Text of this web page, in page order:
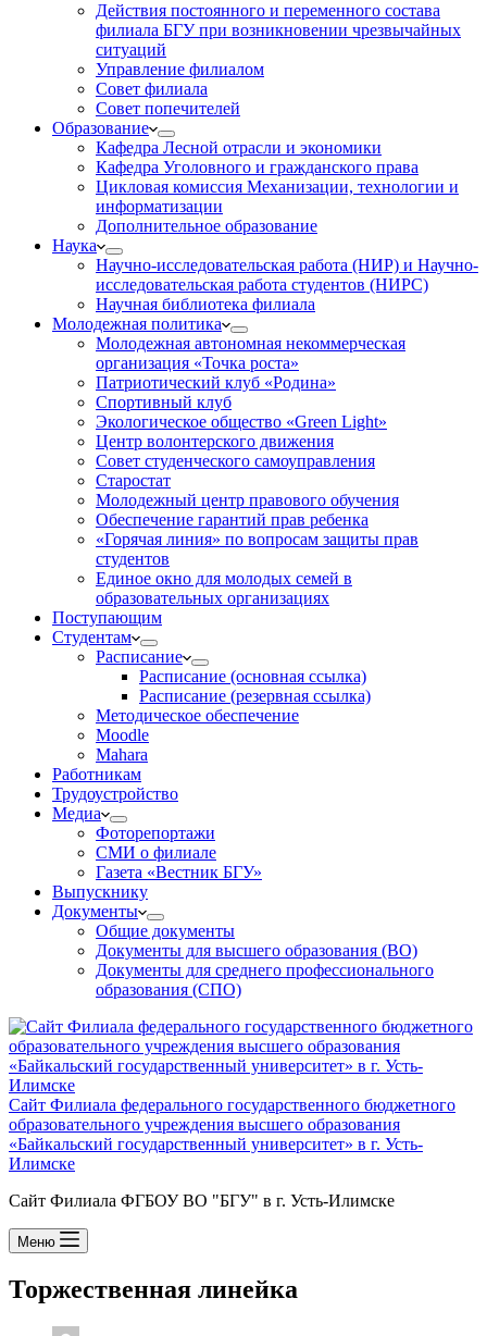
Действия постоянного и переменного состава
филиала БГУ при возникновении чрезвычайных
ситуаций
Управление филиалом
Совет филиала
Совет попечителей
Образование
Кафедра Лесной отрасли и экономики
Кафедра Уголовного и гражданского права
Цикловая комиссия Механизации, технологии и
информатизации
Дополнительное образование
Наука
Научно-исследовательская работа (НИР) и Научно-
исследовательская работа студентов (НИРС)
Научная библиотека филиала
Молодежная политика
Молодежная автономная некоммерческая
организация «Точка роста»
Патриотический клуб «Родина»
Спортивный клуб
Экологическое общество «Green Light»
Центр волонтерского движения
Совет студенческого самоуправления
Старостат
Молодежный центр правового обучения
Обеспечение гарантий прав ребенка
«Горячая линия» по вопросам защиты прав
студентов
Единое окно для молодых семей в
образовательных организациях
Поступающим
Студентам
Расписание
Расписание (основная ссылка)
Расписание (резервная ссылка)
Методическое обеспечение
Moodle
Mahara
Работникам
Трудоустройство
Медиа
Фоторепортажи
СМИ о филиале
Газета «Вестник БГУ»
Выпускнику
Документы
Общие документы
Документы для высшего образования (ВО)
Документы для среднего профессионального
образования (СПО)
Сайт Филиала федерального государственного бюджетного
образовательного учреждения высшего образования
«Байкальский государственный университет» в г. Усть-
Илимске
Сайт Филиала ФГБОУ ВО "БГУ" в г. Усть-Илимске
Меню
Торжественная линейка